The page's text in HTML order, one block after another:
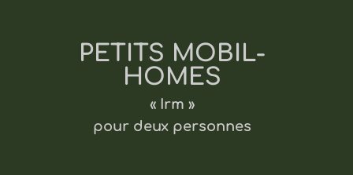
PETITS MOBIL-
HOMES
« Irm »
pour deux personnes